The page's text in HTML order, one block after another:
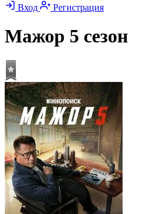
Вход
Регистрация
Мажор 5 сезон